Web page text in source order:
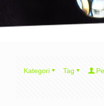
Kategori Tag